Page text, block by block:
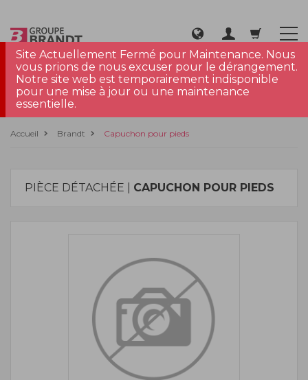
Site Actuellement Fermé pour Maintenance. Nous
vous prions de nous excuser pour le dérangement.
Notre site web est temporairement indisponible
pour une mise à jour ou une maintenance
essentielle.
Accueil Brandt Capuchon pour pieds
PIÈCE DÉTACHÉE | CAPUCHON POUR PIEDS